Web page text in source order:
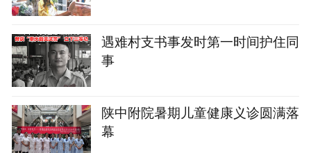
遇难村支书事发时第一时间护住同
事
陕中附院暑期儿童健康义诊圆满落
幕